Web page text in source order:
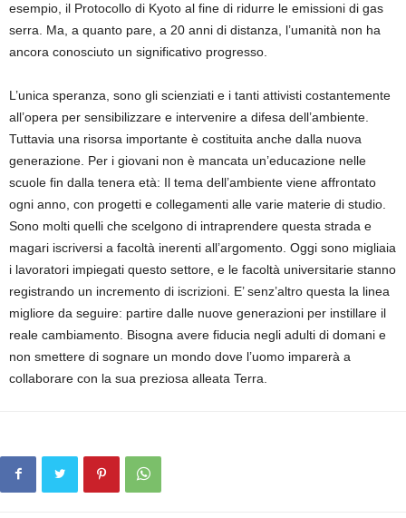
esempio, il Protocollo di Kyoto al fine di ridurre le emissioni di gas
serra. Ma, a quanto pare, a 20 anni di distanza, l’umanità non ha
ancora conosciuto un significativo progresso.
L’unica speranza, sono gli scienziati e i tanti attivisti costantemente
all’opera per sensibilizzare e intervenire a difesa dell’ambiente.
Tuttavia una risorsa importante è costituita anche dalla nuova
generazione. Per i giovani non è mancata un’educazione nelle
scuole fin dalla tenera età: Il tema dell’ambiente viene affrontato
ogni anno, con progetti e collegamenti alle varie materie di studio.
Sono molti quelli che scelgono di intraprendere questa strada e
magari iscriversi a facoltà inerenti all’argomento. Oggi sono migliaia
i lavoratori impiegati questo settore, e le facoltà universitarie stanno
registrando un incremento di iscrizioni. E’ senz’altro questa la linea
migliore da seguire: partire dalle nuove generazioni per instillare il
reale cambiamento. Bisogna avere fiducia negli adulti di domani e
non smettere di sognare un mondo dove l’uomo imparerà a
collaborare con la sua preziosa alleata Terra.